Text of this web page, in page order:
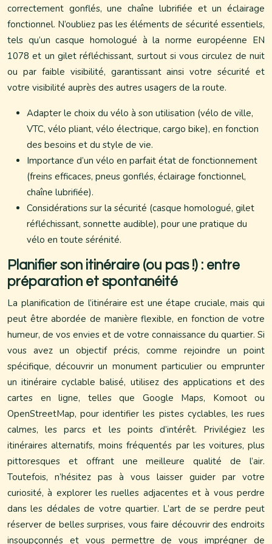
correctement gonflés, une chaîne lubrifiée et un éclairage
fonctionnel. N’oubliez pas les éléments de sécurité essentiels,
tels qu’un casque homologué à la norme européenne EN
1078 et un gilet réfléchissant, surtout si vous circulez de nuit
ou par faible visibilité, garantissant ainsi votre sécurité et
votre visibilité auprès des autres usagers de la route.
Adapter le choix du vélo à son utilisation (vélo de ville,
VTC, vélo pliant, vélo électrique, cargo bike), en fonction
des besoins et du style de vie.
Importance d’un vélo en parfait état de fonctionnement
(freins efficaces, pneus gonflés, éclairage fonctionnel,
chaîne lubrifiée).
Considérations sur la sécurité (casque homologué, gilet
réfléchissant, sonnette audible), pour une pratique du
vélo en toute sérénité.
Planifier son itinéraire (ou pas !) : entre
préparation et spontanéité
La planification de l’itinéraire est une étape cruciale, mais qui
peut être abordée de manière flexible, en fonction de votre
humeur, de vos envies et de votre connaissance du quartier. Si
vous avez un objectif précis, comme rejoindre un point
spécifique, découvrir un monument particulier ou emprunter
un itinéraire cyclable balisé, utilisez des applications et des
cartes en ligne, telles que Google Maps, Komoot ou
OpenStreetMap, pour identifier les pistes cyclables, les rues
calmes, les parcs et les points d’intérêt. Privilégiez les
itinéraires alternatifs, moins fréquentés par les voitures, plus
pittoresques et offrant une meilleure qualité de l’air.
Toutefois, n’hésitez pas à vous laisser guider par votre
curiosité, à explorer les ruelles adjacentes et à vous perdre
dans les dédales de votre quartier. L’art de se perdre peut
réserver de belles surprises, vous faire découvrir des endroits
insoupçonnés et vous permettre de vous imprégner de